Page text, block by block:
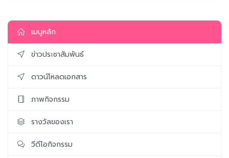
เมนูหลัก
ข่าวประชาสัมพันธ์
ดาวน์โหลดเอกสาร
ภาพกิจกรรม
รางวัลของเรา
วีดีโอกิจกรรม